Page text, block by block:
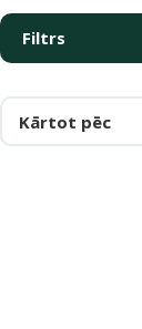
Filtrs
Kārtot pēc